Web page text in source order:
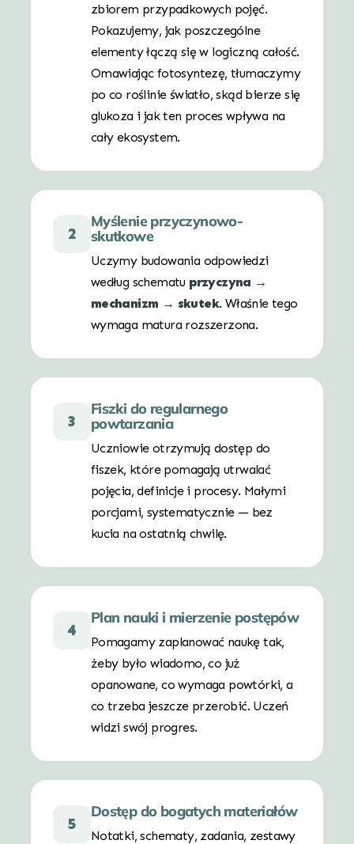
zbiorem przypadkowych pojęć.
Pokazujemy, jak poszczególne
elementy łączą się w logiczną całość.
Omawiając fotosyntezę, tłumaczymy
po co roślinie światło, skąd bierze się
glukoza i jak ten proces wpływa na
cały ekosystem.
2
Myślenie przyczynowo-
skutkowe
Uczymy budowania odpowiedzi
według schematu przyczyna →
mechanizm → skutek. Właśnie tego
wymaga matura rozszerzona.
3
Fiszki do regularnego
powtarzania
Uczniowie otrzymują dostęp do
fiszek, które pomagają utrwalać
pojęcia, definicje i procesy. Małymi
porcjami, systematycznie — bez
kucia na ostatnią chwilę.
4
Plan nauki i mierzenie postępów
Pomagamy zaplanować naukę tak,
żeby było wiadomo, co już
opanowane, co wymaga powtórki, a
co trzeba jeszcze przerobić. Uczeń
widzi swój progres.
5
Dostęp do bogatych materiałów
Notatki, schematy, zadania, zestawy